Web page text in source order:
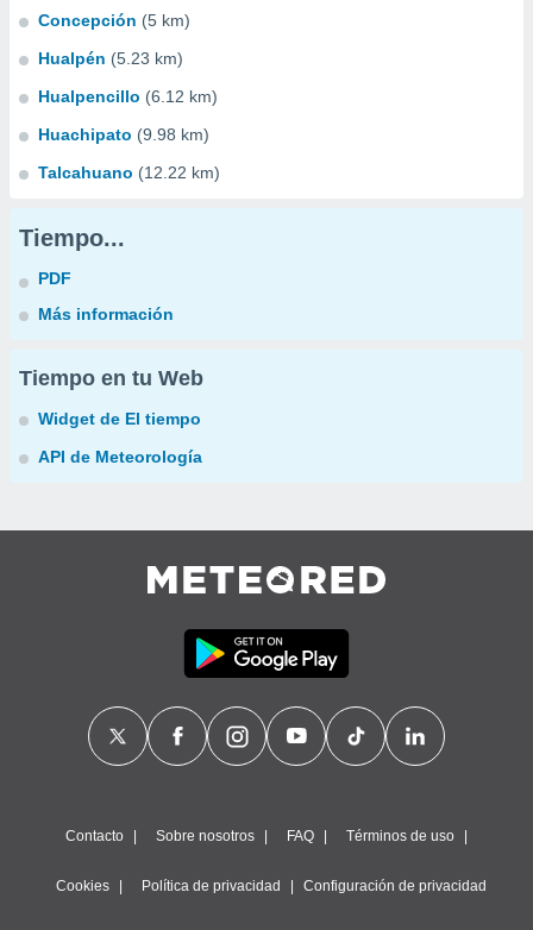
Concepción (5 km)
Hualpén (5.23 km)
Hualpencillo (6.12 km)
Huachipato (9.98 km)
Talcahuano (12.22 km)
Tiempo...
PDF
Más información
Tiempo en tu Web
Widget de El tiempo
API de Meteorología
Contacto Sobre nosotros FAQ Términos de uso
Cookies Política de privacidad Configuración de privacidad